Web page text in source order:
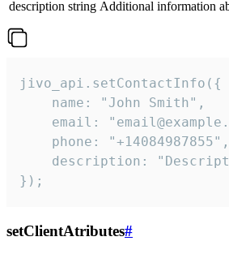
description string Additional information
jivo_api.setContactInfo({
    name: "John Smith",
email:
    phone: "+14084987855",
description:
});
setClientAtributes#